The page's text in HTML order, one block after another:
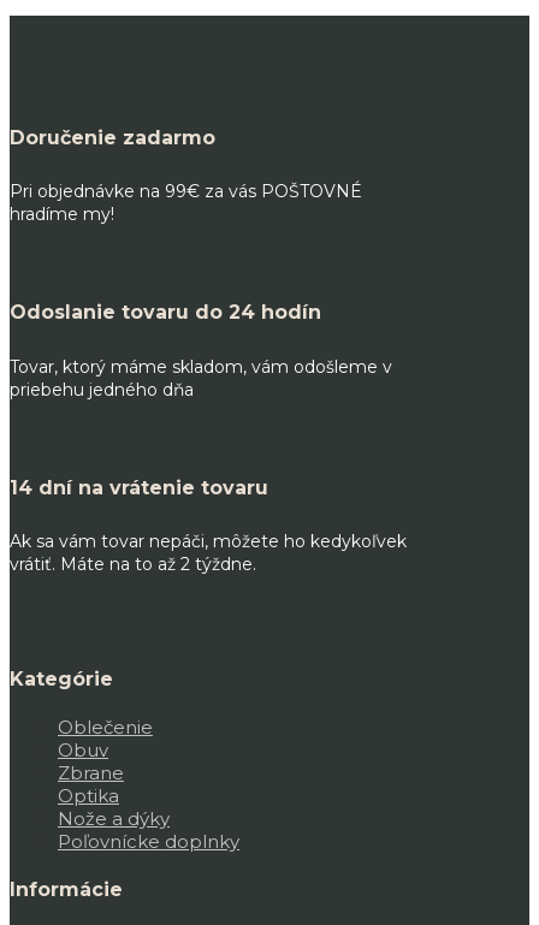
Doručenie zadarmo
Pri objednávke na 99€ za vás POŠTOVNÉ
hradíme my!
Odoslanie tovaru do 24 hodín
Tovar, ktorý máme skladom, vám odošleme v
priebehu jedného dňa
14 dní na vrátenie tovaru
Ak sa vám tovar nepáči, môžete ho kedykoľvek
vrátiť. Máte na to až 2 týždne.
Kategórie
Oblečenie
Obuv
Zbrane
Optika
Nože a dýky
Poľovnícke doplnky
Informácie